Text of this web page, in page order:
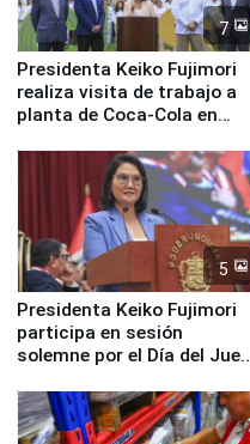
7
Presidenta Keiko Fujimori
realiza visita de trabajo a
planta de Coca-Cola en
5
Presidenta Keiko Fujimori
participa en sesión
solemne por el Día del Juez